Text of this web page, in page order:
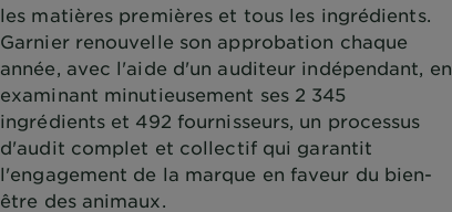
les matières premières et tous les ingrédients.
Garnier renouvelle son approbation chaque
année, avec l'aide d'un auditeur indépendant, en
examinant minutieusement ses 2 345
ingrédients et 492 fournisseurs, un processus
d'audit complet et collectif qui garantit
l'engagement de la marque en faveur du bien-
être des animaux.